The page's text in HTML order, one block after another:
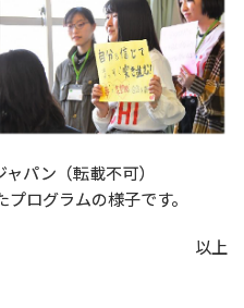
パン（転載不可）
ログラムの様子です。
以上